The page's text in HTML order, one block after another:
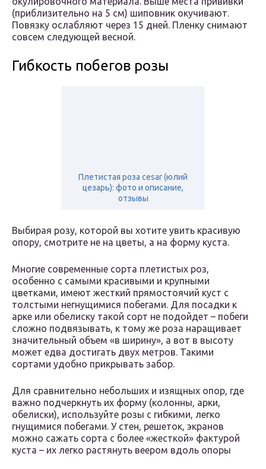
(приблизительно на 5 см) шиповник окучивают.
Повязку ослабляют через 15 дней. Пленку снимают
совсем следующей весной.
Гибкость побегов розы
Плетистая роза cesar (юлий
цезарь): фото и описание,
отзывы
Выбирая розу, которой вы хотите увить красивую
опору, смотрите не на цветы, а на форму куста.
Многие современные сорта плетистых роз,
особенно с самыми красивыми и крупными
цветками, имеют жесткий прямостоячий куст с
толстыми негнущимися побегами. Для посадки к
арке или обелиску такой сорт не подойдет – побеги
сложно подвязывать, к тому же роза наращивает
значительный объем «в ширину», а вот в высоту
может едва достигать двух метров. Такими
сортами удобно прикрывать забор.
Для сравнительно небольших и изящных опор, где
важно подчеркнуть их форму (колонны, арки,
обелиски), используйте розы с гибкими, легко
гнущимися побегами. У стен, решеток, экранов
можно сажать сорта с более «жесткой» фактурой
куста – их легко растянуть веером вдоль опоры